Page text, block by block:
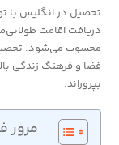
تحصیل در انگلیس با
دریافت اقامت
محسوب می‌شود. تحصیل
فضا و فرهنگ زندگی
بپروراند.
مرور